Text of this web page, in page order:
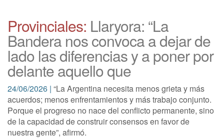
Provinciales: Llaryora: “La
Bandera nos convoca a dejar de
lado las diferencias y a poner por
delante aquello que
24/06/2026 | “La Argentina necesita menos grieta y más
acuerdos; menos enfrentamientos y más trabajo conjunto.
Porque el progreso no nace del conflicto permanente, sino
de la capacidad de construir consensos en favor de
nuestra gente”, afirmó.